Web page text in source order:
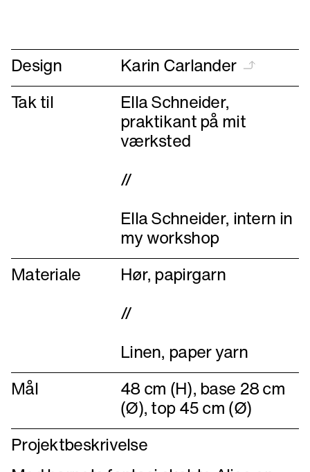
Design
Karin Carlander
Tak til
Ella Schneider,
praktikant på mit
værksted
//
Ella Schneider, intern in
my workshop
Materiale
Hør, papirgarn
//
Linen, paper yarn
Mål
48 cm (H), base 28 cm
(Ø), top 45 cm (Ø)
Projektbeskrivelse